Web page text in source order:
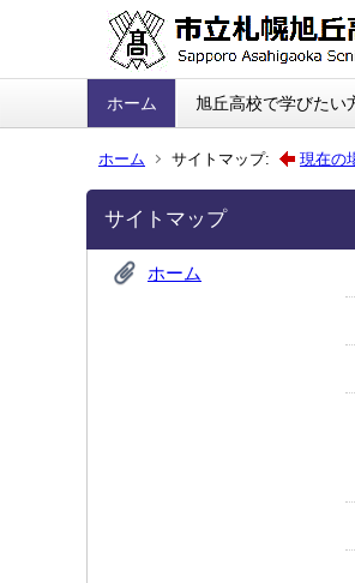
ホーム 旭丘高校で学びたい
ホーム サイトマップ: 現在の
サイトマップ
ホーム